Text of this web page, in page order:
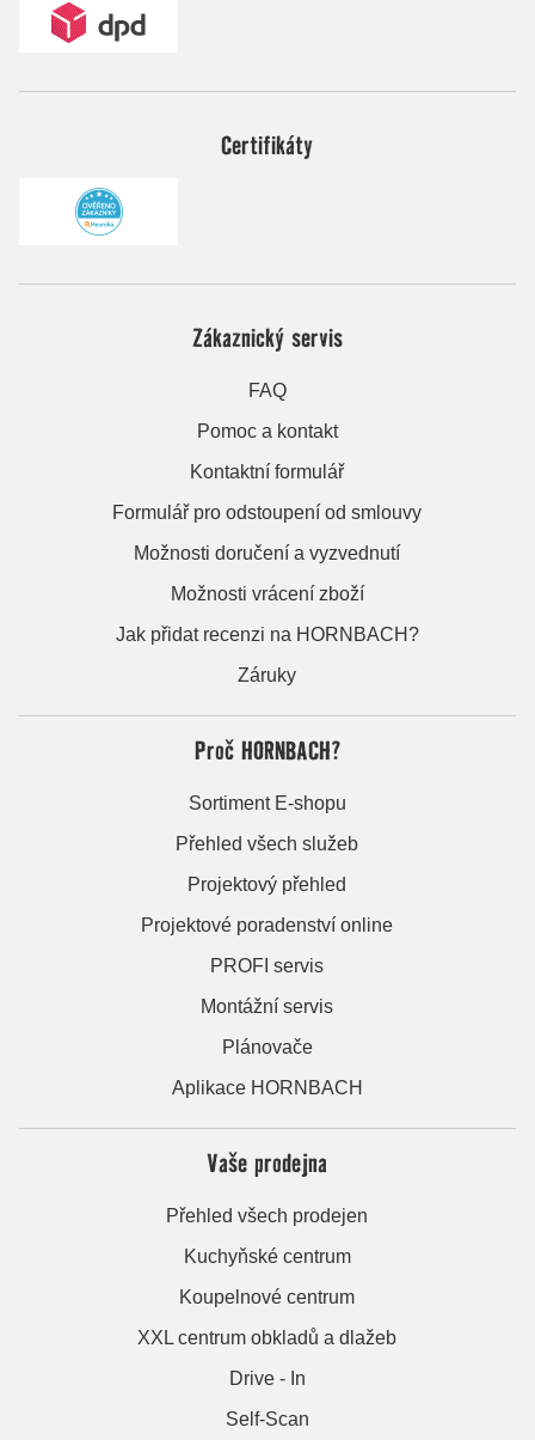
Certifikáty
Zákaznický servis
FAQ
Pomoc a kontakt
Kontaktní formulář
Formulář pro odstoupení od smlouvy
Možnosti doručení a vyzvednutí
Možnosti vrácení zboží
Jak přidat recenzi na HORNBACH?
Záruky
Proč HORNBACH?
Sortiment E-shopu
Přehled všech služeb
Projektový přehled
Projektové poradenství online
PROFI servis
Montážní servis
Plánovače
Aplikace HORNBACH
Vaše prodejna
Přehled všech prodejen
Kuchyňské centrum
Koupelnové centrum
XXL centrum obkladů a dlažeb
Drive - In
Self-Scan